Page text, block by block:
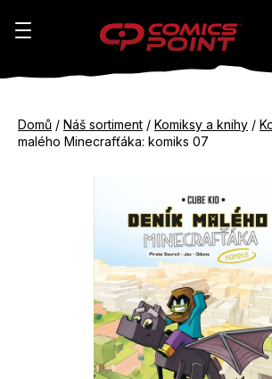
Domů / Náš sortiment / Komiksy a knihy /
malého Minecrafťáka: komiks 07
K
do
do